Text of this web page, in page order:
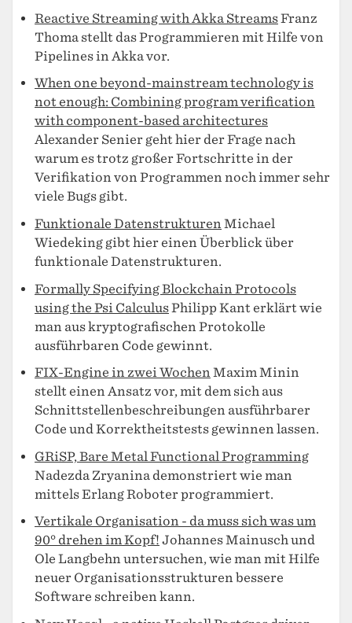
Reactive Streaming with Akka StreamsFranz
Thoma stellt das Programmieren mit Hilfe von
Pipelines in Akka vor.
When one beyond-mainstream technology is
not enough: Combining program verification
with component-based architectures
Alexander Senier geht hier der Frage nach
warum es trotz großer Fortschritte in der
Verifikation von Programmen noch immer sehr
viele Bugs gibt.
Funktionale DatenstrukturenMichael
Wiedeking gibt hier einen Überblick über
funktionale Datenstrukturen.
Formally Specifying Blockchain Protocols
using the Psi CalculusPhilipp Kant erklärt wie
man aus kryptografischen Protokolle
ausführbaren Code gewinnt.
FIX-Engine in zwei WochenMaxim Minin
stellt einen Ansatz vor, mit dem sich aus
Schnittstellenbeschreibungen ausführbarer
Code und Korrektheitstests gewinnen lassen.
GRiSP, Bare Metal Functional Programming
Nadezda Zryanina demonstriert wie man
mittels Erlang Roboter programmiert.
Vertikale Organisation - da muss sich was um
90° drehen im Kopf! Johannes Mainusch und
Ole Langbehn untersuchen, wie man mit Hilfe
neuer Organisationsstrukturen bessere
Software schreiben kann.